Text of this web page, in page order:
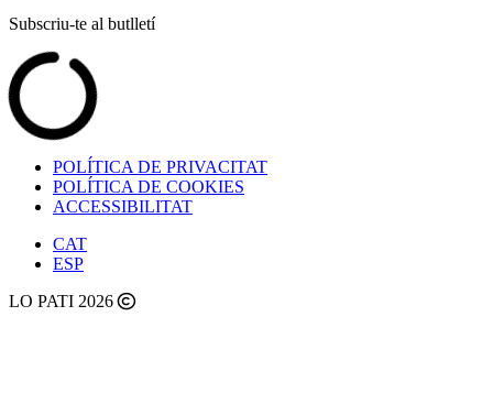
Subscriu-te al butlletí
POLÍTICA DE PRIVACITAT
POLÍTICA DE COOKIES
ACCESSIBILITAT
CAT
ESP
LO PATI 2026